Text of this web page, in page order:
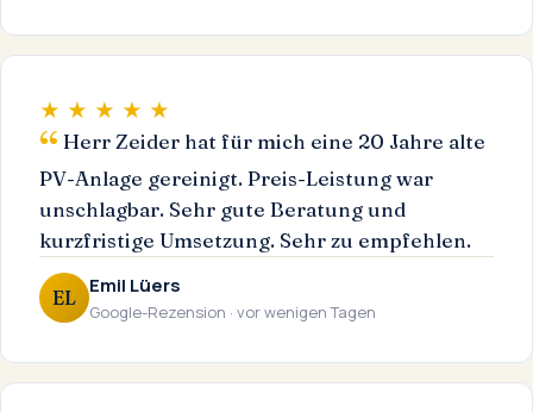
★ ★ ★ ★ ★
Herr Zeider hat für mich eine 20 Jahre alte
PV-Anlage gereinigt. Preis-Leistung war
unschlagbar. Sehr gute Beratung und
kurzfristige Umsetzung. Sehr zu empfehlen.
EL Emil Lüers
Google-Rezension · vor wenigen Tagen